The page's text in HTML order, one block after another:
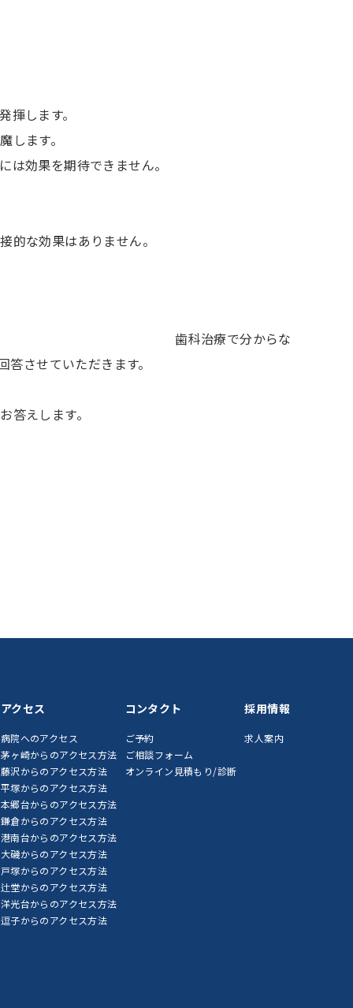
します。
します。
は効果を期待できません。
的な効果はありません。
で分からな
させていただきます。
答えします。
アクセス
病院へのアクセス
茅ヶ崎からのアクセス方法
藤沢からのアクセス方法
平塚からのアクセス方法
本郷台からのアクセス方法
鎌倉からのアクセス方法
港南台からのアクセス方法
大磯からのアクセス方法
戸塚からのアクセス方法
辻堂からのアクセス方法
洋光台からのアクセス方法
逗子からのアクセス方法
コンタクト
ご予約
ご相談フォーム
オンライン見積もり/診断
採用情報
求人案内